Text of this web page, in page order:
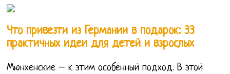
Что привезти из Германии в подарок: 33
практичных идеи для детей и взрослых
Мюнхенские – к этим особенный подход. В этой